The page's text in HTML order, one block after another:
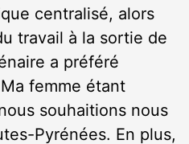
centralisé, alors
travail à la sortie de
a préféré
femme étant
souhaitions nous
Pyrénées. En plus,